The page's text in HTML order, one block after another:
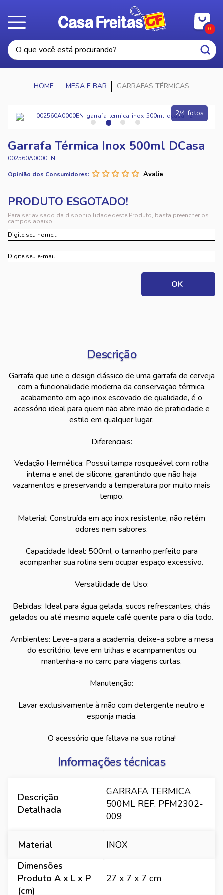
0
MESA E BAR GARRAFAS TÉRMICAS
2/4 fotos
Garrafa Térmica Inox 500ml DCasa
002560A0000EN
Opinião dos Consumidores:
Para ser avisado da disponibilidade deste Produto, basta preencher os
campos abaixo.
Descrição
Garrafa que une o design clássico de uma garrafa de cerveja
com a funcionalidade moderna da conservação térmica,
acabamento em aço inox escovado de qualidade, é o
acessório ideal para quem não abre mão de praticidade e
estilo em qualquer lugar.
Diferenciais:
Vedação Hermética: Possui tampa rosqueável com rolha
interna e anel de silicone, garantindo que não haja
vazamentos e preservando a temperatura por muito mais
tempo.
Material: Construída em aço inox resistente, não retém
odores nem sabores.
Capacidade Ideal: 500ml, o tamanho perfeito para
acompanhar sua rotina sem ocupar espaço excessivo.
Versatilidade de Uso:
Bebidas: Ideal para água gelada, sucos refrescantes, chás
gelados ou até mesmo aquele café quente para o dia todo.
Ambientes: Leve-a para a academia, deixe-a sobre a mesa
do escritório, leve em trilhas e acampamentos ou
mantenha-a no carro para viagens curtas.
Manutenção:
Lavar exclusivamente à mão com detergente neutro e
esponja macia.
O acessório que faltava na sua rotina!
Informações técnicas
Descrição
Detalhada
GARRAFA TERMICA
500ML REF. PFM2302-
009
Material
INOX
Dimensões
Produto A x L x P
(cm)
27 x 7 x 7 cm